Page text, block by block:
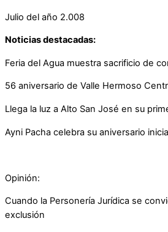
Julio del año 2.008
Noticias destacadas:
Feria del Agua muestra sacrificio de
56 aniversario de Valle Hermoso
Llega la luz a Alto San José en su
Ayni Pacha celebra su aniversario
Opinión:
Cuando la Personería Jurídica se
exclusión